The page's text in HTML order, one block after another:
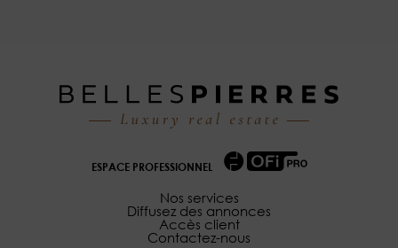
ESPACE PROFESSIONNEL
Nos services
Diffusez des annonces
Accès client
Contactez-nous